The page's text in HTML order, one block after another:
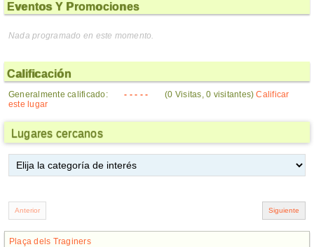
Eventos Y Promociones
Nada programado en este momento.
Calificación
Generalmente calificado: - - - - - (0 Visitas, 0 visitantes)Calificar
este lugar
Lugares cercanos
Plaça dels Traginers